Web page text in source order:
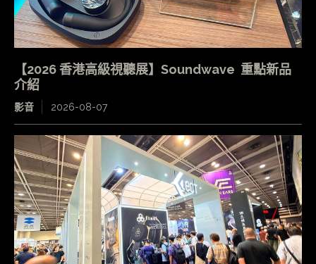
【2026 香港高級視聽展】Soundwave 重點新品
介紹
影音 2026-08-07